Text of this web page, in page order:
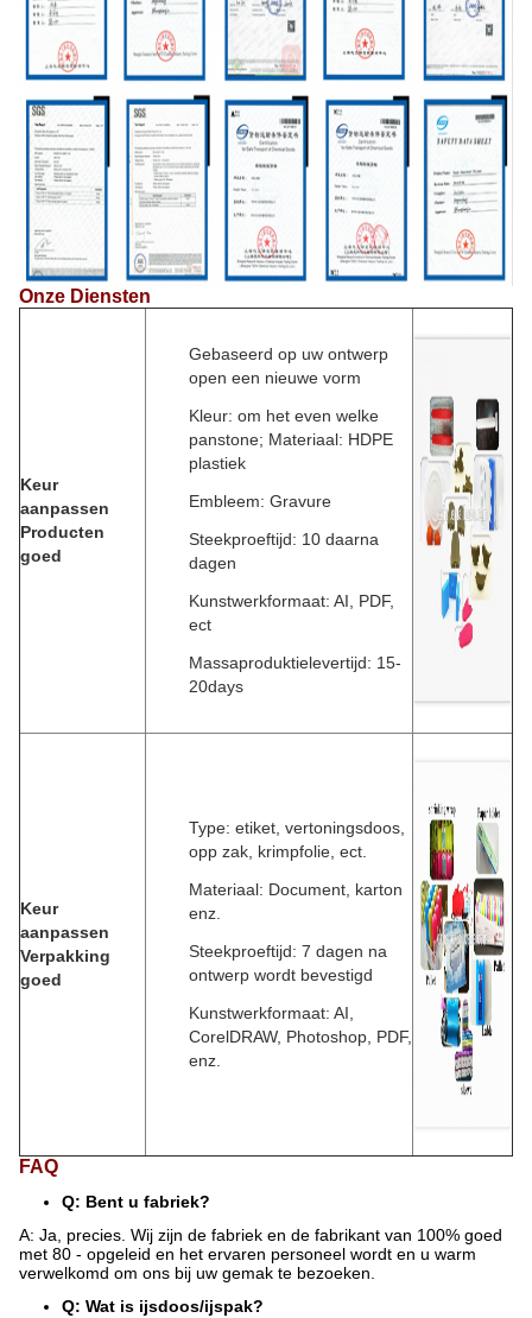
Onze Diensten
Keur
aanpassen
Producten
goed
Gebaseerd op uw ontwerp
open een nieuwe vorm
Kleur: om het even welke
panstone; Materiaal: HDPE
plastiek
Embleem: Gravure
Steekproeftijd: 10 daarna
dagen
Kunstwerkformaat: AI, PDF,
ect
Massaproduktielevertijd: 15-
20days
Keur
aanpassen
Verpakking
goed
Type: etiket, vertoningsdoos,
opp zak, krimpfolie, ect.
Materiaal: Document, karton
enz.
Steekproeftijd: 7 dagen na
ontwerp wordt bevestigd
Kunstwerkformaat: AI,
CorelDRAW, Photoshop, PDF,
enz.
FAQ
Q: Bent u fabriek?
A: Ja, precies. Wij zijn de fabriek en de fabrikant van 100% goed
met 80 - opgeleid en het ervaren personeel wordt en u warm
verwelkomd om ons bij uw gemak te bezoeken.
Q: Wat is ijsdoos/ijspak?